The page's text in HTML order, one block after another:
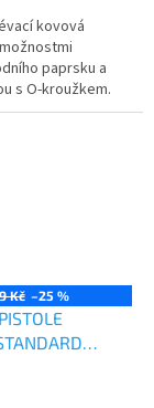
kovová
paprsku a
s O-kroužkem.
Kč –25 %